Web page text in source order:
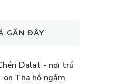
GẦN ĐÂY
Dalat - nơi trú
on Tha hồ ngắm